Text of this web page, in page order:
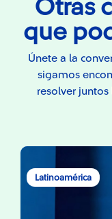
Otras
que
Únete a la
sigamos
resolver
Latinoamérica